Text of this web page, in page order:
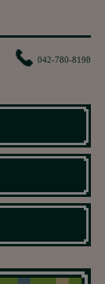
042-780-8198